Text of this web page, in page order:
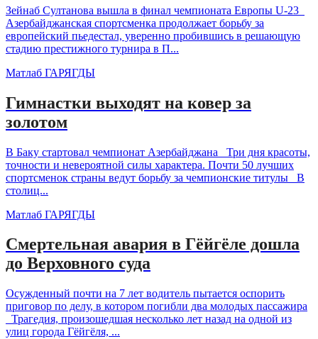
Зейнаб Султанова вышла в финал чемпионата Европы U-23
Азербайджанская спортсменка продолжает борьбу за
европейский пьедестал, уверенно пробившись в решающую
стадию престижного турнира в П...
Матлаб ГАРЯГДЫ
Гимнастки выходят на ковер за
золотом
В Баку стартовал чемпионат Азербайджана Три дня красоты,
точности и невероятной силы характера. Почти 50 лучших
спортсменок страны ведут борьбу за чемпионские титулы В
столиц...
Матлаб ГАРЯГДЫ
Смертельная авария в Гёйгёле дошла
до Верховного суда
Осужденный почти на 7 лет водитель пытается оспорить
приговор по делу, в котором погибли два молодых пассажира
Трагедия, произошедшая несколько лет назад на одной из
улиц города Гёйгёля, ...